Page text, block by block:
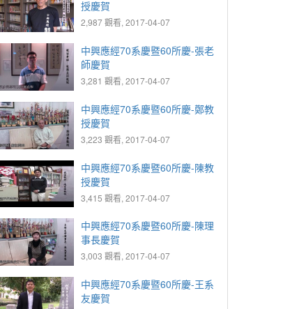
授慶賀
2,987 觀看, 2017-04-07
中興應經70系慶暨60所慶-張老
師慶賀
3,281 觀看, 2017-04-07
中興應經70系慶暨60所慶-鄭教
授慶賀
3,223 觀看, 2017-04-07
中興應經70系慶暨60所慶-陳教
授慶賀
3,415 觀看, 2017-04-07
中興應經70系慶暨60所慶-陳理
事長慶賀
3,003 觀看, 2017-04-07
中興應經70系慶暨60所慶-王系
友慶賀